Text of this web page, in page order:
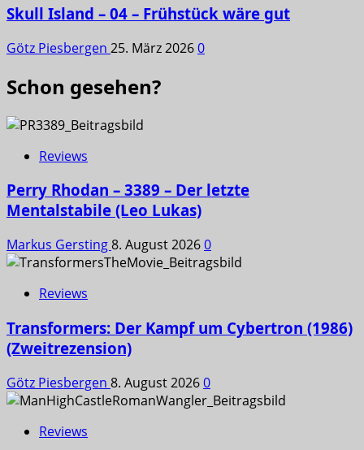
Skull Island – 04 – Frühstück wäre gut
Götz Piesbergen 25. März 20260
Schon gesehen?
Reviews
Perry Rhodan – 3389 – Der letzte
Mentalstabile (Leo Lukas)
Markus Gersting8. August 20260
Reviews
Transformers: Der Kampf um Cybertron (1986)
(Zweitrezension)
Götz Piesbergen 8. August 20260
Reviews